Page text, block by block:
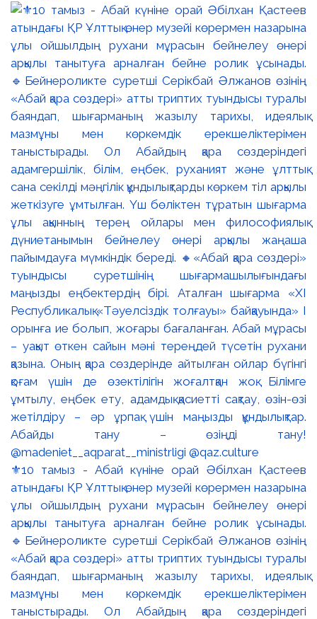
⚜️10 тамыз - Абай күніне орай Әбілхан Қастеев
атындағы ҚР Ұлттық өнер музейі көрермен назарына
ұлы ойшылдың рухани мұрасын бейнелеу өнері
арқылы танытуға арналған бейне ролик ұсынады.
🔹Бейнероликте суретші Серікбай Әлжанов өзінің
«Абай қара сөздері» атты триптих туындысы туралы
баяндап, шығарманың жазылу тарихы, идеялық
мазмұны мен көркемдік ерекшеліктерімен
таныстырады. Ол Абайдың қара сөздеріндегі